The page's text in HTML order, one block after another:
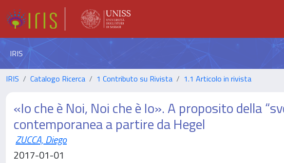
IRIS
IRIS Catalogo Ricerca 1 Contributo su Rivista 1.1 Articolo in rivista
«Io che è Noi, Noi che è Io». A proposito della
contemporanea a partire da Hegel
ZUCCA, Diego
2017-01-01